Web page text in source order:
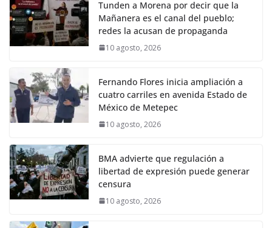
Tunden a Morena por decir que la
Mañanera es el canal del pueblo;
redes la acusan de propaganda
10 agosto, 2026
Fernando Flores inicia ampliación a
cuatro carriles en avenida Estado de
México de Metepec
10 agosto, 2026
BMA advierte que regulación a
libertad de expresión puede generar
censura
10 agosto, 2026